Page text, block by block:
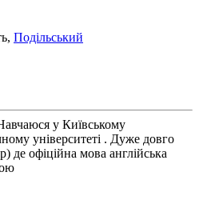
Подільський
у Київському
університеті . Дуже довго
офіційна мова англійська